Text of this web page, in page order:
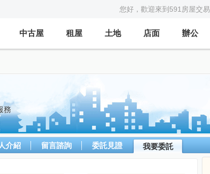
您好，歡迎來到591房屋交易
中古屋 租屋 土地 店面 辦公
務
介紹 留言諮詢 委託見證 我要委託